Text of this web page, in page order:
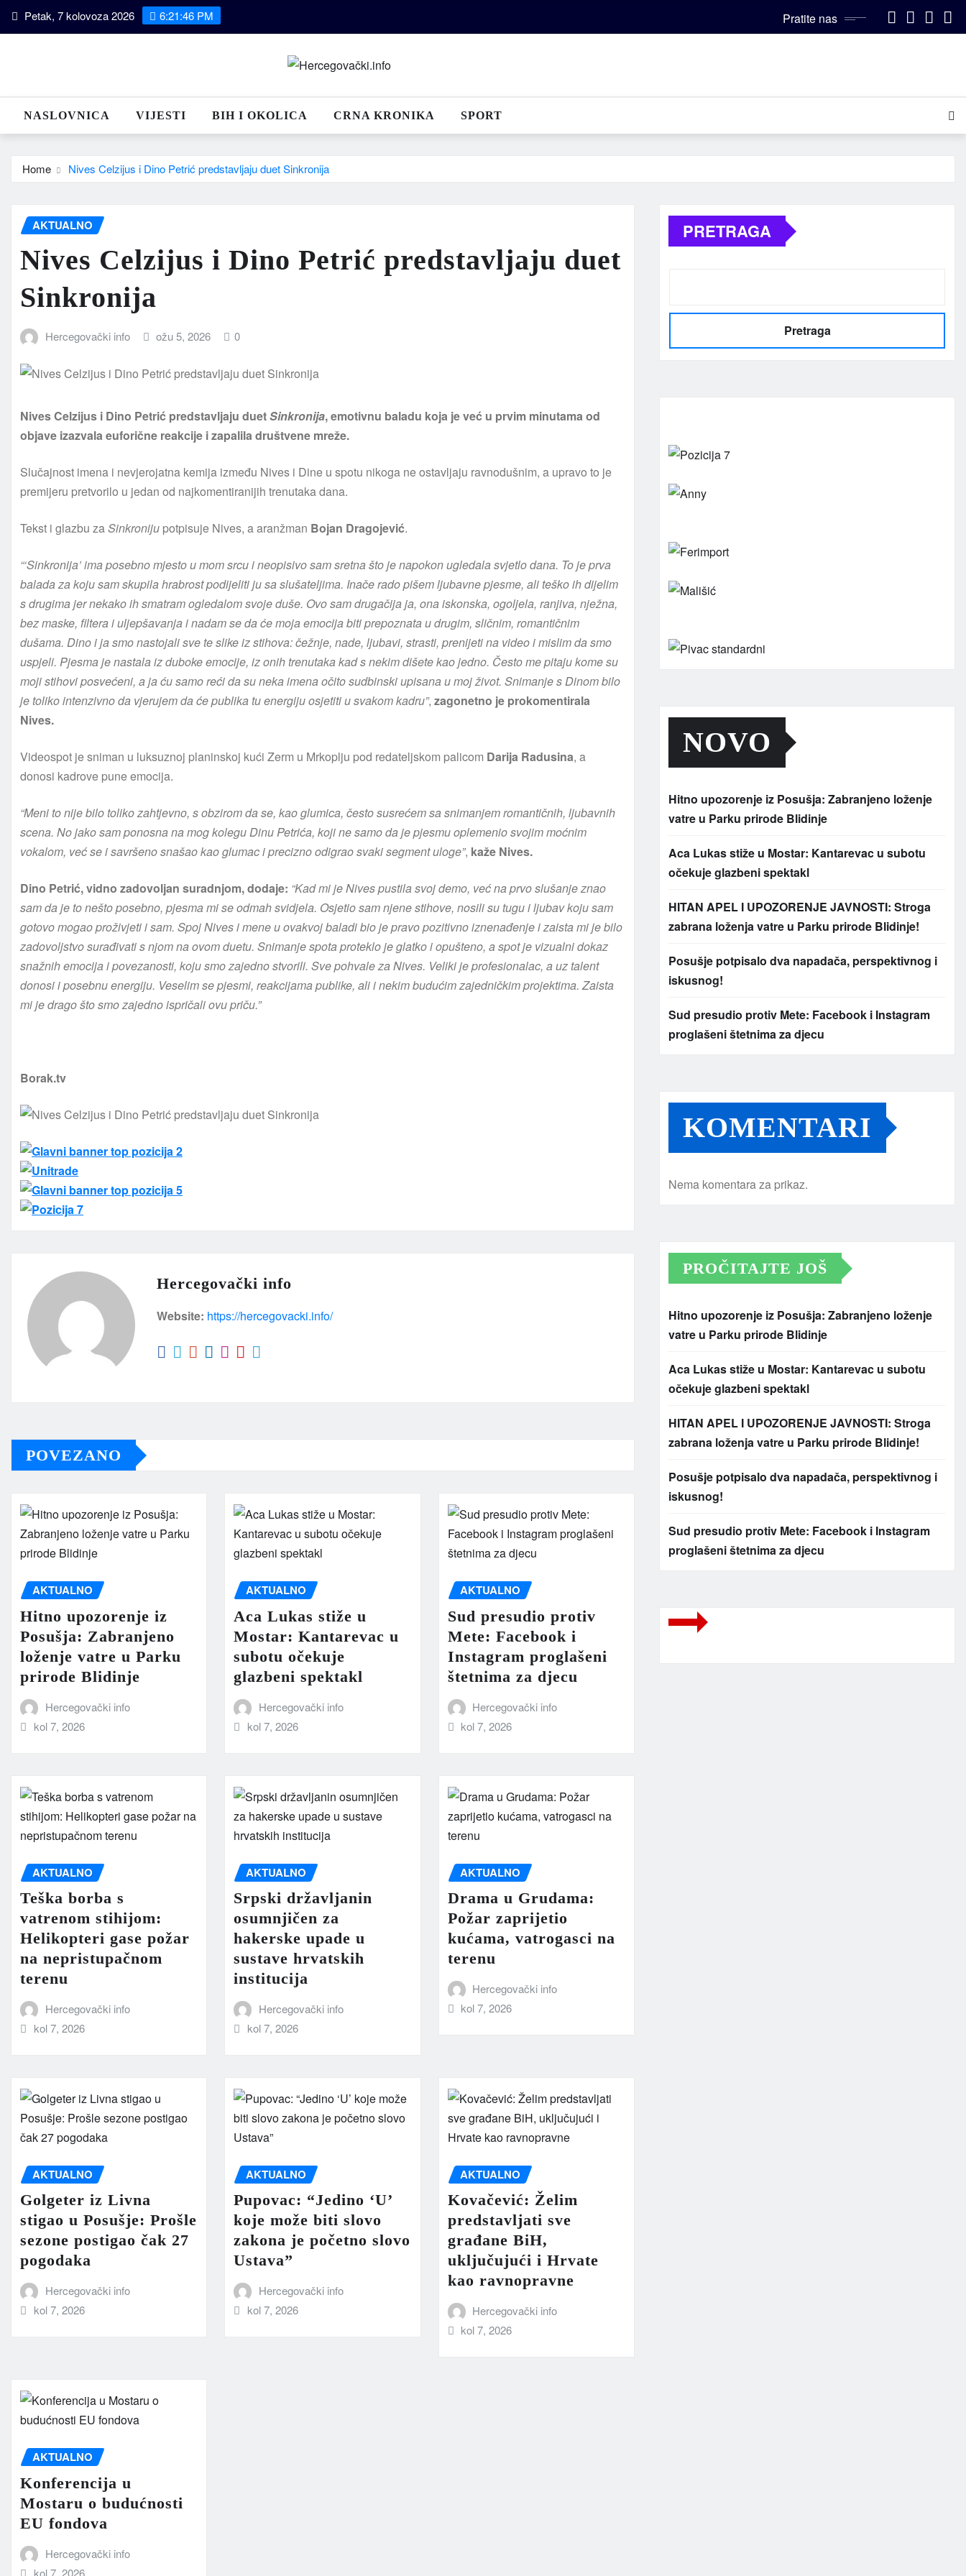
Skip Petak, 7 kolovoza 2026 6:21:47 PM Pratite nas
NASLOVNICA VIJESTI BIH I OKOLICA CRNA KRONIKA SPORT
Home Nives Celzijus i Dino Petrić predstavljaju duet Sinkronija
AKTUALNO
Nives Celzijus i Dino Petrić predstavljaju duet
Sinkronija
Hercegovački info ožu 5, 2026 0
Nives Celzijus i Dino Petrić predstavljaju duetSinkronija, emotivnu baladu koja je već u prvim minutama od
objave izazvala euforične reakcije i zapalila društvene mreže.
Slučajnost imena i nevjerojatna kemija između Nives i Dine u spotu nikoga ne ostavljaju ravnodušnim, a upravo to je
premijeru pretvorilo u jedan od najkomentiranijih trenutaka dana.
Tekst i glazbu zaSinkroniju potpisuje Nives, a aranžman Bojan Dragojević.
“‘Sinkronija’ ima posebno mjesto u mom srcu i neopisivo sam sretna što je napokon ugledala svjetlo dana. To je prva
balada za koju sam skupila hrabrost podijeliti ju sa slušateljima. Inače rado pišem ljubavne pjesme, ali teško ih dijelim
s drugima jer nekako ih smatram ogledalom svoje duše. Ovo sam drugačija ja, ona iskonska, ogoljela, ranjiva, nježna,
bez maske, filtera i uljepšavanja i nadam se da će moja emocija biti prepoznata u drugim, sličnim, romantičnim
dušama. Dino i ja smo nastojali sve te slike iz stihova: čežnje, nade, ljubavi, strasti, prenijeti na video i mislim da smo
uspjeli. Pjesma je nastala iz duboke emocije, iz onih trenutaka kad s nekim dišete kao jedno. Često me pitaju kome su
moji stihovi posvećeni, a ja ću samo reći da su neka imena očito sudbinski upisana u moj život. Snimanje s Dinom bilo
je toliko intenzivno da vjerujem da će publika tu energiju osjetiti u svakom kadru”, zagonetno je prokomentirala
Nives.
Videospot je sniman u luksuznoj planinskoj kući Zerm u Mrkoplju pod redateljskom palicom Darija Radusina, a
donosi kadrove pune emocija.
“Meni to nije bilo toliko zahtjevno, s obzirom da se, kao glumica, često susrećem sa snimanjem romantičnih, ljubavnih
scena. No jako sam ponosna na mog kolegu Dinu Petrića, koji ne samo da je pjesmu oplemenio svojim moćnim
vokalom, već se i savršeno snašao kao glumac i precizno odigrao svaki segment uloge”, kaže Nives.
Dino Petrić, vidno zadovoljan suradnjom, dodaje: “Kad mi je Nives pustila svoj demo, već na prvo slušanje znao
sam da je to nešto posebno, pjesma mi se odmah svidjela. Osjetio sam njene stihove, nosili su tugu i ljubav koju sam
gotovo mogao proživjeti i sam. Spoj Nives i mene u ovakvoj baladi bio je pravo pozitivno iznenađenje i zaista mi je bilo
zadovoljstvo surađivati s njom na ovom duetu. Snimanje spota proteklo je glatko i opušteno, a spot je vizualni dokaz
snažnih emocija i povezanosti, koju smo zajedno stvorili. Sve pohvale za Nives. Veliki je profesionalac, a uz talent
donosi i posebnu energiju. Veselim se pjesmi, reakcijama publike, ali i nekim budućim zajedničkim projektima. Zaista
mi je drago što smo zajedno ispričali ovu priču.”
Borak.tv
Hercegovački info
Website: https://hercegovacki.info/
POVEZANO
AKTUALNO
Hitno upozorenje iz
Posušja: Zabranjeno
loženje vatre u Parku
prirode Blidinje
Hercegovački info
kol 7, 2026
AKTUALNO
Aca Lukas stiže u
Mostar: Kantarevac u
subotu očekuje
glazbeni spektakl
Hercegovački info
kol 7, 2026
AKTUALNO
Sud presudio protiv
Mete: Facebook i
Instagram proglašeni
štetnima za djecu
Hercegovački info
kol 7, 2026
AKTUALNO
Teška borba s
vatrenom stihijom:
Helikopteri gase požar
na nepristupačnom
terenu
Hercegovački info
kol 7, 2026
AKTUALNO
Srpski državljanin
osumnjičen za
hakerske upade u
sustave hrvatskih
institucija
Hercegovački info
kol 7, 2026
AKTUALNO
Drama u Grudama:
Požar zaprijetio
kućama, vatrogasci na
terenu
Hercegovački info
kol 7, 2026
AKTUALNO
Golgeter iz Livna
stigao u Posušje: Prošle
sezone postigao čak 27
pogodaka
Hercegovački info
kol 7, 2026
AKTUALNO
Pupovac: “Jedino ‘U’
koje može biti slovo
zakona je početno slovo
Ustava”
Hercegovački info
kol 7, 2026
AKTUALNO
Kovačević: Želim
predstavljati sve
građane BiH,
uključujući i Hrvate
kao ravnopravne
Hercegovački info
kol 7, 2026
AKTUALNO
Konferencija u
Mostaru o budućnosti
EU fondova
Hercegovački info
kol 7, 2026
PRETRAGA
Pretraga
NOVO
Hitno upozorenje iz Posušja: Zabranjeno loženje
vatre u Parku prirode Blidinje
Aca Lukas stiže u Mostar: Kantarevac u subotu
očekuje glazbeni spektakl
HITAN APEL I UPOZORENJE JAVNOSTI: Stroga
zabrana loženja vatre u Parku prirode Blidinje!
Posušje potpisalo dva napadača, perspektivnog i
iskusnog!
Sud presudio protiv Mete: Facebook i Instagram
proglašeni štetnima za djecu
KOMENTARI
Nema komentara za prikaz.
PROČITAJTE JOŠ
Hitno upozorenje iz Posušja: Zabranjeno loženje
vatre u Parku prirode Blidinje
Aca Lukas stiže u Mostar: Kantarevac u subotu
očekuje glazbeni spektakl
HITAN APEL I UPOZORENJE JAVNOSTI: Stroga
zabrana loženja vatre u Parku prirode Blidinje!
Posušje potpisalo dva napadača, perspektivnog i
iskusnog!
Sud presudio protiv Mete: Facebook i Instagram
proglašeni štetnima za djecu